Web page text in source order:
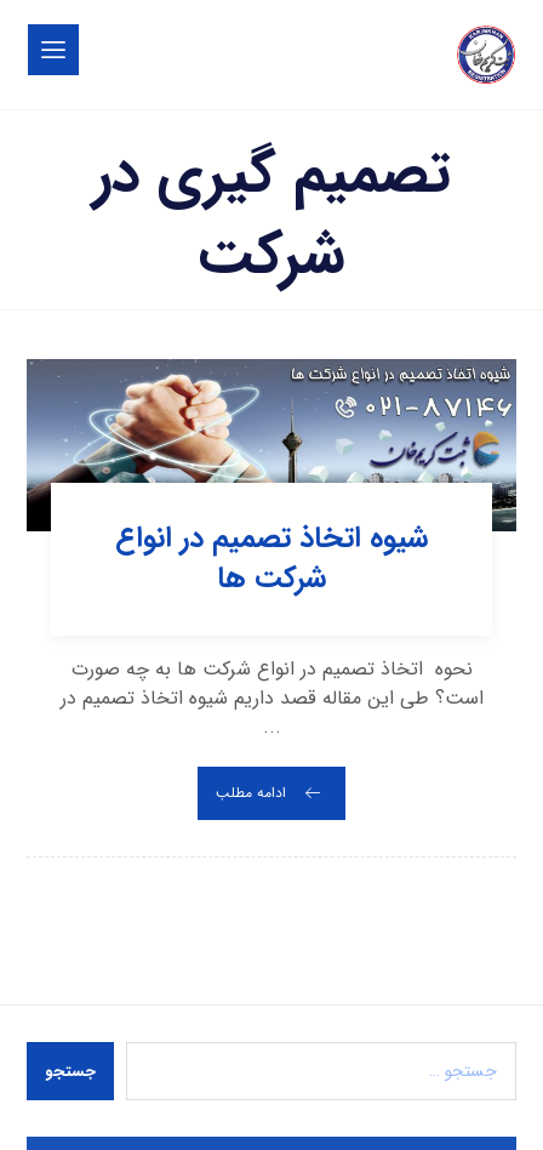
تصمیم گیری در
شرکت
شیوه اتخاذ تصمیم در انواع
شرکت ها
نحوه اتخاذ تصمیم در انواع شرکت ها به چه صورت
است؟ طی این مقاله قصد داریم شیوه اتخاذ تصمیم در
...
ادامه مطلب
جستجو